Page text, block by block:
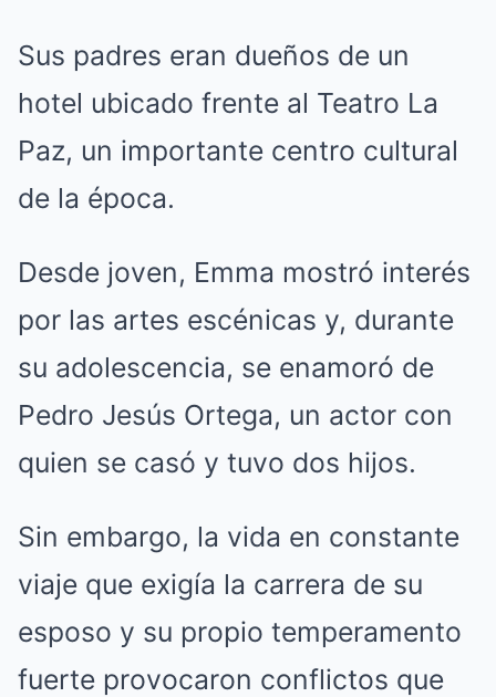
Sus padres eran dueños de un
hotel ubicado frente al Teatro La
Paz, un importante centro cultural
de la época.
Desde joven, Emma mostró interés
por las artes escénicas y, durante
su adolescencia, se enamoró de
Pedro Jesús Ortega, un actor con
quien se casó y tuvo dos hijos.
Sin embargo, la vida en constante
viaje que exigía la carrera de su
esposo y su propio temperamento
fuerte provocaron conflictos que